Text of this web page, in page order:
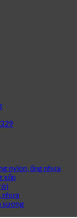
nylon, ống nhựa
xốp
nhựa
sương